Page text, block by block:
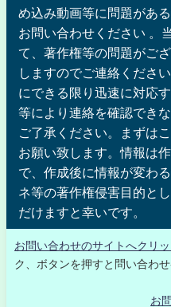
め込み動画等に問題があ
お問い合わせください 。
て、著作権等の問題がご
しますのでご連絡くださ
にできる限り迅速に対応
等により連絡を確認でき
ご了承ください。まずは
お願い致します。情報は
で、作成後に情報が変わ
ネ等の著作権侵害目的と
だけますと幸いです。
お問い合わせのサイトへクリ
ク、ボタンを押すと問い合わ
お